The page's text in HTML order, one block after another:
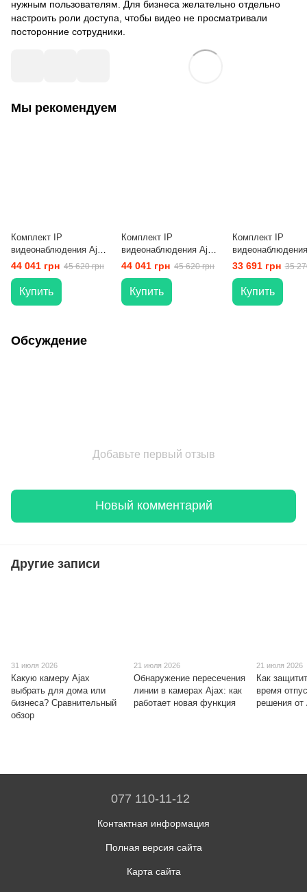
нужным пользователям. Для бизнеса желательно отдельно
настроить роли доступа, чтобы видео не просматривали
посторонние сотрудники.
Мы рекомендуем
Комплект IP
видеонаблюдения Ajax
TurretCam 4 Video Kit
White (5 MP/2.8 mm) +
HDD
44 041 грн 45 620 грн
Купить
Комплект IP
видеонаблюдения Ajax
BulletCam 4 Video Kit
White (5 MP/2.8 mm) +
HDD
44 041 грн 45 620 грн
Купить
Комплект IP
TurretCam 4
White (5 MP/2.8
33 691 грн 35
Купить
Обсуждение
Добавьте первый отзыв
Новый комментарий
Другие записи
31 июля 2026
Какую камеру Ajax
выбрать для дома или
бизнеса? Сравнительный
обзор
21 июля 2026
Обнаружение пересечения
линии в камерах Ajax: как
работает новая функция
21 июля 2026
Как
время
решения от
077 110-11-12
Контактная информация
Полная версия сайта
Карта сайта